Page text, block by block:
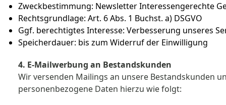
Zweckbestimmung: Newsletter Interessengerechte
Rechtsgrundlage: Art. 6 Abs. 1 Buchst. a) DSGVO
Ggf. berechtigtes Interesse: Verbesserung unseres
Speicherdauer: bis zum Widerruf der Einwilligung
4. E-Mailwerbung an Bestandskunden
Wir versenden Mailings an unsere Bestandskunden
personenbezogene Daten hierzu wie folgt: